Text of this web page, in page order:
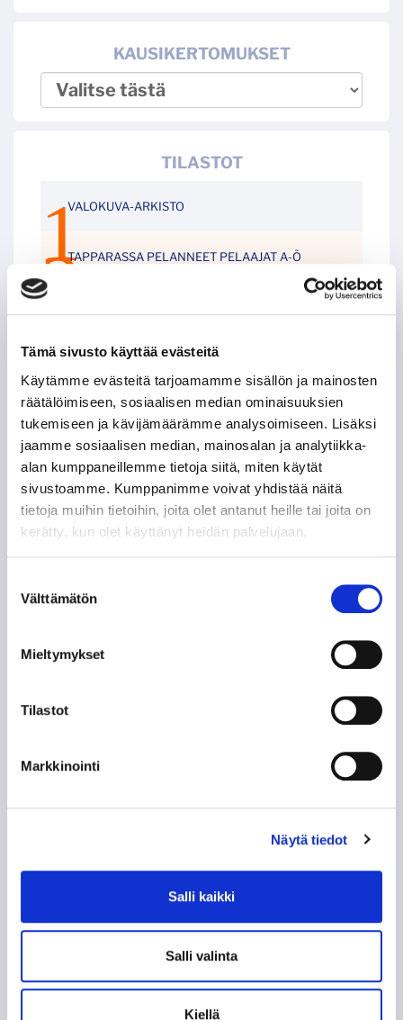
Tämä sivusto käyttää evästeitä
Käytämme evästeitä tarjoamamme sisällön ja mainosten
räätälöimiseen, sosiaalisen median ominaisuuksien
tukemiseen ja kävijämäärämme analysoimiseen. Lisäksi
jaamme sosiaalisen median, mainosalan ja analytiikka-
alan kumppaneillemme tietoja siitä, miten käytät
sivustoamme. Kumppanimme voivat yhdistää näitä
tietoja muihin tietoihin, joita olet antanut heille tai joita on
kerätty, kun olet käyttänyt heidän palvelujaan.
valinta
Välttämätön
Mieltymykset
Tilastot
Markkinointi
Näytä tiedot
Salli kaikki
Salli valinta
Kiellä
KAUSIKERTOMUKSET
TILASTOT
VALOKUVA-ARKISTO
TAPPARASSA PELANNEET PELAAJAT A-Ö
TAPPARAN PELAAJIEN PELINUMEROT
TAPPARAN OTTELUT RUNKOSARJASSA
TAPPARAN PLAYOFF-PISTEPÖRSSI 1976-2019
TAPPARAN VOITTAMAT PALKINNOT
TAPPARAN KAPTEENIT
TAPPARAN VALMENTAJAT
HATTUTEMPUT
SYNTYMÄPÄIVÄT